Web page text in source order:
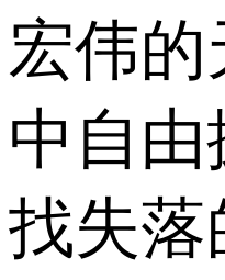
宏伟的
中自
找失落